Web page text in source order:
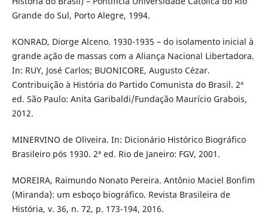
Grande do Sul, Porto Alegre, 1994.
KONRAD, Diorge Alceno. 1930-1935 – do isolamento inicial à
grande ação de massas com a Aliança Nacional Libertadora.
In: RUY, José Carlos; BUONICORE, Augusto Cézar.
Contribuição à História do Partido Comunista do Brasil. 2ª
ed. São Paulo: Anita Garibaldi/Fundação Maurício Grabois,
2012.
MINERVINO de Oliveira. In: Dicionário Histórico Biográfico
Brasileiro pós 1930. 2ª ed. Rio de Janeiro: FGV, 2001.
MOREIRA, Raimundo Nonato Pereira. Antônio Maciel Bonfim
(Miranda): um esboço biográfico. Revista Brasileira de
História, v. 36, n. 72, p. 173-194, 2016.